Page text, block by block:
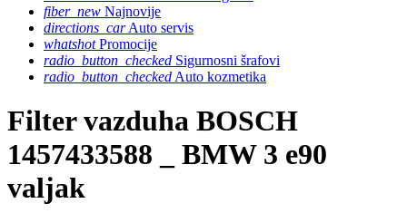
fiber_new Najnovije
directions_carAuto servis
whatshotPromocije
radio_button_checked Sigurnosni šrafovi
radio_button_checked Auto kozmetika
Filter vazduha BOSCH
1457433588 _ BMW 3 e90
valjak